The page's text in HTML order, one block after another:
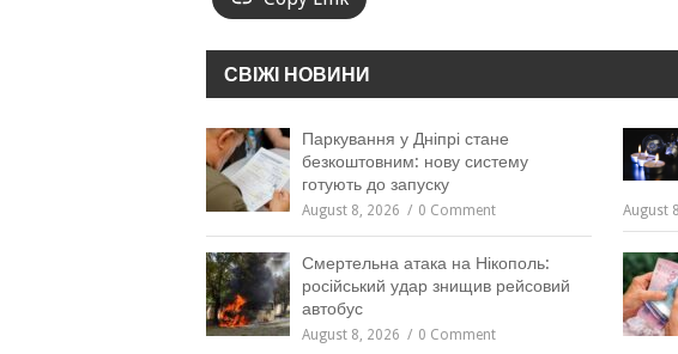
СВІЖІ НОВИНИ
Паркування у Дніпрі стане
безкоштовним: нову систему
готують до запуску
August 8, 2026 0 Comment August
Смертельна атака на Нікополь:
російський удар знищив рейсовий
автобус
August 8, 2026 0 Comment